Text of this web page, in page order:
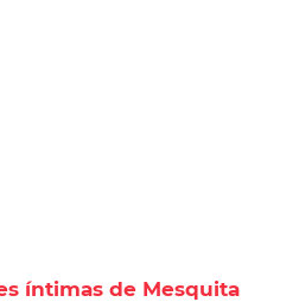
íntimas de Mesquita